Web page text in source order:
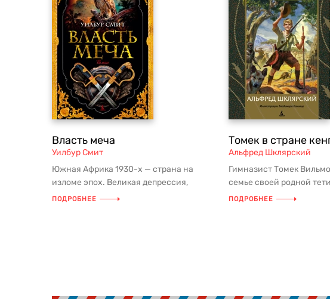
Власть меча
Уилбур Смит
Южная Африка 1930-х — страна на
изломе эпох. Великая депрессия,
борьба за ресурсы, венчурные
ПОДРОБНЕЕ
Томек в стране
Альфред Шклярский
Гимназист Томек
семье своей родной
мальчика умерла, а
ПОДРОБНЕЕ